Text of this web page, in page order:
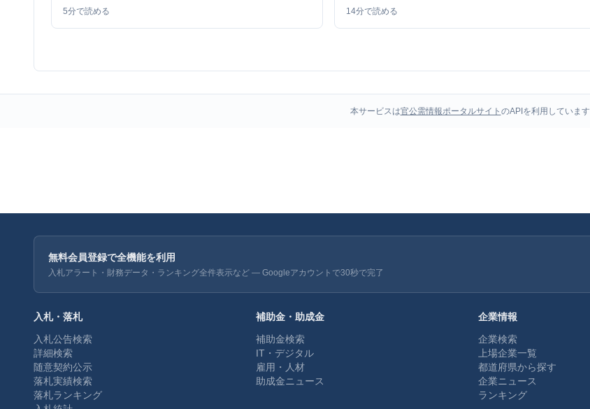
5分で読める
14分で読める
本サービスは官公需情報ポータルサイト のAPIを利用しています
無料会員登録で全機能を利用
入札アラート・財務データ・ランキング全件表示など — Googleアカウントで30秒で完了
入札・落札
入札公告検索
詳細検索
随意契約公示
落札実績検索
落札ランキング
補助金・助成金
補助金検索
IT・デジタル
雇用・人材
助成金ニュース
企業情報
企業検索
上場企業一覧
都道府県から探す
企業ニュース
ランキング